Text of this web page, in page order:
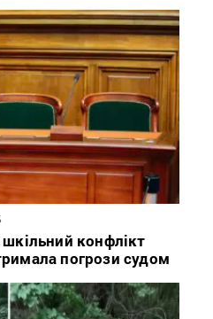
шкільний конфлікт
погрози судом